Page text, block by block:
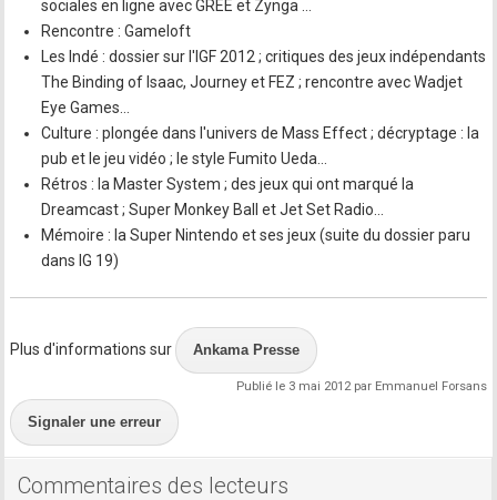
sociales en ligne avec GREE et Zynga …
Rencontre : Gameloft
Les Indé : dossier sur l'IGF 2012 ; critiques des jeux indépendants
The Binding of Isaac, Journey et FEZ ; rencontre avec Wadjet
Eye Games…
Culture : plongée dans l'univers de Mass Effect ; décryptage : la
pub et le jeu vidéo ; le style Fumito Ueda…
Rétros : la Master System ; des jeux qui ont marqué la
Dreamcast ; Super Monkey Ball et Jet Set Radio…
Mémoire : la Super Nintendo et ses jeux (suite du dossier paru
dans IG 19)
Plus d'informations sur Ankama Presse
Publié le 3 mai 2012 par Emmanuel Forsans
Signaler une erreur
Commentaires des lecteurs